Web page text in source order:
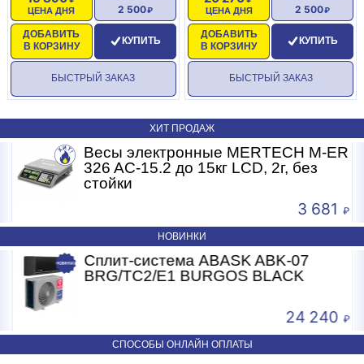
Габариты, мм - 390х420х190
Вес, кг - 9,6
ЦЕНА ДНЯ
ДОБАВИТЬ
В КОРЗИНУ
2 500
КУПИТЬ
БЫСТРЫЙ ЗАКАЗ
ЦЕНА ДНЯ
ДОБАВИТЬ
В КОРЗИНУ
2 500
КУПИТЬ
БЫСТРЫЙ ЗАКАЗ
ХИТ ПРОДАЖ
Весы электронные MERTECH M-ER
326 AC-15.2 до 15кг LCD, 2г, без
стойки
3 681
НОВИНКИ
Сплит-система ABASK ABK-07
BRG/TC2/E1 BURGOS BLACK
24 240
СПОСОБЫ ОНЛАЙН ОПЛАТЫ